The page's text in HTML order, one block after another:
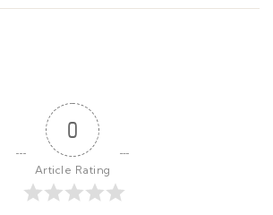
0
Article Rating